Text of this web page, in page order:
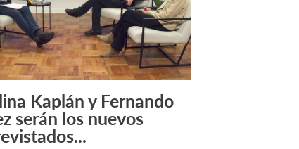
Leer más +
Kaplán y Fernando
serán los nuevos